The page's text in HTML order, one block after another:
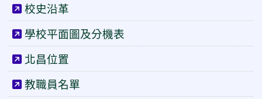
校史沿革
學校平面圖及分機表
北昌位置
教職員名單